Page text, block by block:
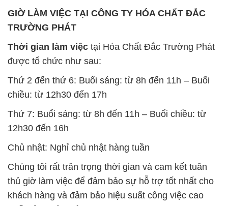
GIỜ LÀM VIỆC TẠI CÔNG TY HÓA CHẤT ĐẮC
TRƯỜNG PHÁT
Thời gian làm việc tại Hóa Chất Đắc Trường Phát
được tổ chức như sau:
Thứ 2 đến thứ 6: Buổi sáng: từ 8h đến 11h – Buổi
chiều: từ 12h30 đến 17h
Thứ 7: Buổi sáng: từ 8h đến 11h – Buổi chiều: từ
12h30 đến 16h
Chủ nhật: Nghỉ chủ nhật hàng tuần
Chúng tôi rất trân trọng thời gian và cam kết tuân
thủ giờ làm việc để đảm bảo sự hỗ trợ tốt nhất cho
khách hàng và đảm bảo hiệu suất công việc cao